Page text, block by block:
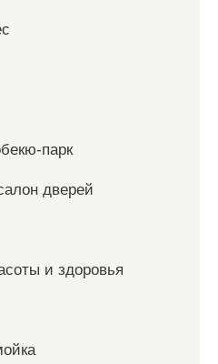
парк
дверей
и здоровья